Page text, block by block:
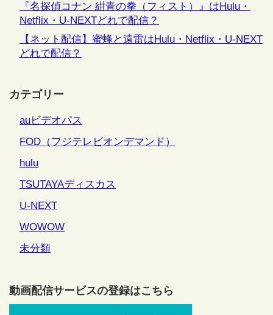
『名探偵コナン 紺青の拳（フィスト）』はHulu・
Netflix・U-NEXTどれで配信？
【ネット配信】蜜蜂と遠雷はHulu・Netflix・U-NEXT
どれで配信？
カテゴリー
auビデオパス
FOD（フジテレビオンデマンド）
hulu
TSUTAYAディスカス
U-NEXT
WOWOW
未分類
動画配信サービスの登録はこちら